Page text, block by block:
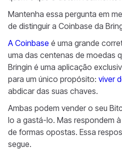
Mantenha essa pergunta em
de distinguir a Coinbase da
A Coinbase é uma grande
uma das centenas de moedas
Bringin é uma aplicação
para um único propósito: viver
abdicar das suas chaves.
Ambas podem vender o seu
lo a gastá-lo. Mas respondem
de formas opostas. Essa
segue.